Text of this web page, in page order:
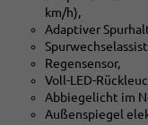
Speichen-
Multifunktions-
Sport-
Lederlenkrad,
beheizbar,
mit
Schaltwippen
km/h),
Adaptiver
Regensensor,
Voll-LED-
Abbiegelicht im
Außenspiegel